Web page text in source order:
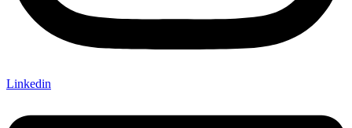
Linkedin